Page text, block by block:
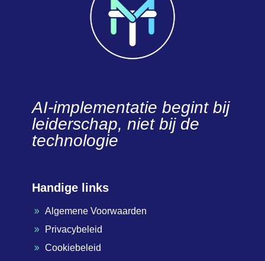
AI-implementatie begint bij
leiderschap, niet bij de
technologie
Handige links
9 Algemene Voorwaarden
9 Privacybeleid
9 Cookiebeleid